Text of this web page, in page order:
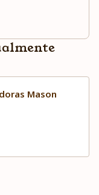
Mason